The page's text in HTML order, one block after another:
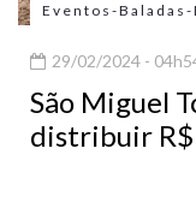
Eventos-
29/02/2024 -
São Miguel
distribuir